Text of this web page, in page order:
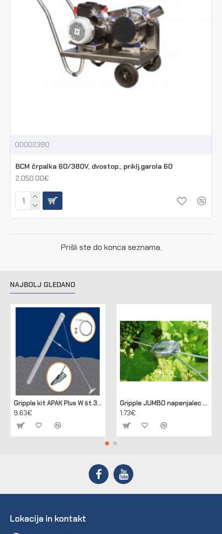
00002380
BCM črpalka 60/380V, dvostop., priklj.garola 60
2,050.00€
Prišli ste do konca seznama.
NAJBOLJ GLEDANO
Gripple kit APAK Plus W št.3 za sidranje lesenih in betonskih stebrov
9.63€
Gripple JUMBO napenjalec za žico 2,50 - 3,15 mm (pakir. 20 kos)
1.73€
Lokacija in kontakt